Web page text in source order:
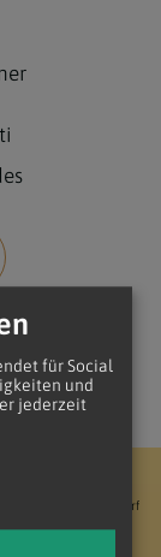
Pfarre Gänserndorf
für Social
und
jederzeit